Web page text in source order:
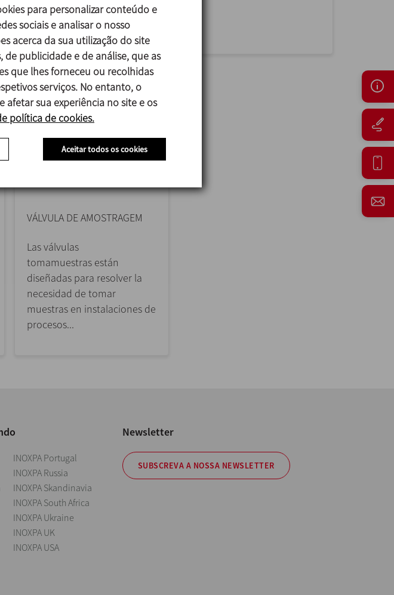
principalmente para líquidos
viscosos...
VÁLVULA DE AMOSTRAGEM
Las válvulas
tomamuestras están
diseñadas para resolver la
necesidad de tomar
muestras en instalaciones de
procesos...
INOXPA Portugal
INOXPA Russia
INOXPA Skandinavia
INOXPA South Africa
INOXPA Ukraine
INOXPA UK
INOXPA USA
Newsletter
SUBSCREVA A NOSSA NEWSLETTER
para personalizar conteúdo e
sociais e analisar o nosso
acerca da sua utilização do site
de publicidade e de análise, que as
que lhes forneceu ou recolhidas
serviços. No entanto, o
sua experiência no site e os
política de cookies.
Aceitar todos os cookies